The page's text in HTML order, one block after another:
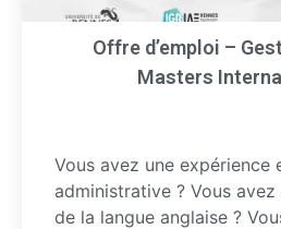
Offre d’emploi –
Masters
Vous avez une expérience
administrative ? Vous
de la langue anglaise ?